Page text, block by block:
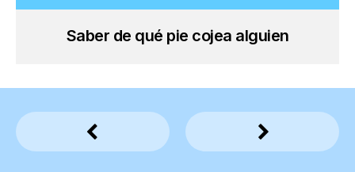
Saber de qué pie cojea alguien